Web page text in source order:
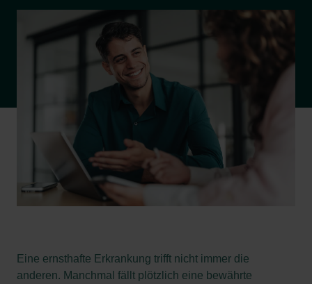
Eine ernsthafte Erkrankung trifft nicht immer die
anderen. Manchmal fällt plötzlich eine bewährte